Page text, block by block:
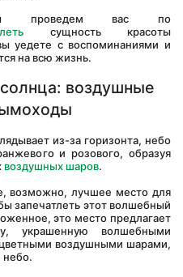
проведем вас по
сущность красоты
уедете с воспоминаниями и
на всю жизнь.
воздушные
из-за горизонта, небо
и розового, образуя
воздушных шаров.
возможно, лучшее место для
запечатлеть этот волшебный
это место предлагает
украшенную волшебными
воздушными шарами,
небо.